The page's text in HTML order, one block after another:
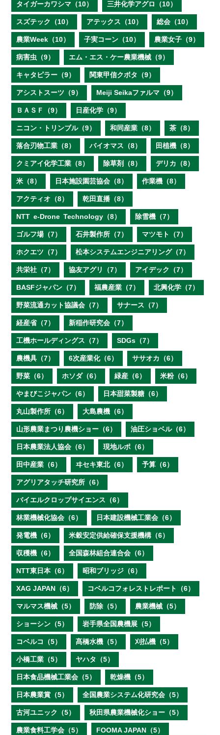
タイガーカワシマ（10） 三井化学アグロ（10）
スズテック（10） アテックス（10） 総会（10）
農業Week（10） 子実コーン（10） 農業女子（9）
病害虫（9） エム・エス・ケー農業機械（9）
キャタピラー（9） 関東甲信クボタ（9）
アシストスーツ（9） Meiji Seikaファルマ（9）
ＢＡＳＦ（9） 日産化学（9）
ニコン・トリンブル（9） 和同産業（8） 茶（8）
落合刃物工業（8） バイオマス（8） 田植機（8）
クミアイ化学工業（8） 除草剤（8） デリカ（8）
米（8） 日本施設園芸協会（8） 作業機（8）
アクティオ（8） 乾田直播（8）
NTT e‐Drone Technology（8） 除雪機（7）
ゴルフ場（7） 石井製作所（7） マツモト（7）
ホクエツ（7） 松本システムエンジニアリング（7）
共栄社（7） 協友アグリ（7） アイデック（7）
BASFジャパン（7） 福農産業（7） 北興化学（7）
野菜流通カット協議会（7） サナース（7）
経産省（7） 新稲作研究会（7）
工機ホールディングス（7） SDGs（7）
農機具（7） 6次産業化（6） ササオカ（6）
野菜（6） ホソダ（6） 緑産（6） 米粉（6）
やまびこジャパン（6） 日本甜菜製糖（6）
丸山製作所（6） 大島農機（6）
山形農業まつり農機ショー（6） 油圧ショベル（6）
日本農業法人協会（6） 現地ルポ（6）
田中産業（6） ヰセキ東北（6） 予算（6）
アグリアタッチ研究所（6）
バイエルクロップサイエンス（6）
林業機械化協会（6） 日本建設機械工業会（6）
発電機（6） 米穀安定供給確保支援機構（6）
収穫機（6） 全国森林組合連合会（6）
NTT東日本（6） 昭和ブリッジ（6）
XAG JAPAN（6） コベルコフォレストレポート（6）
マルマス機械（5） 防除（5） 農業機械（5）
ショーシン（5） 岩手県全国農機展（5）
コベルコ（5） 髙橋水機（5） 刈払機（5）
小橋工業（5） ヤハタ（5）
日本食品機械工業会（5） 乾燥機（5）
日本農業賞（5） 全国農業システム化研究会（5）
古河ユニック（5） 秋田県農業機械化ショー（5）
農業食料工学会（5） FOOMA JAPAN（5）